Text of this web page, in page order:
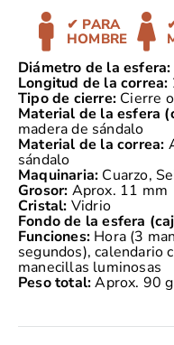
✔ PARA
HOMBRE
Diámetro de la esfera:
Longitud de la correa:
Tipo de cierre: Cierre
Material de la esfera
madera de sándalo
Material de la correa:
sándalo
Maquinaria: Cuarzo,
Grosor: Aprox. 11 mm
Cristal: Vidrio
Fondo de la esfera
Funciones: Hora (3
segundos), calendario
manecillas luminosas
Peso total:Aprox. 90 g